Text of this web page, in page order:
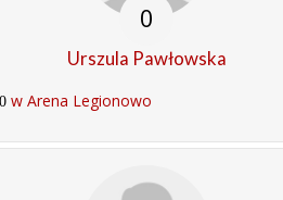
0
Urszula Pawłowska
w Arena Legionowo